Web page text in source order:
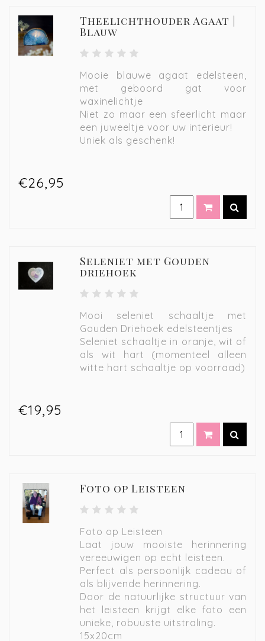
Theelichthouder Agaat |
Blauw
Mooie blauwe agaat edelsteen,
met geboord gat voor
waxinelichtje
Niet zo maar een sfeerlicht maar
een juweeltje voor uw interieur!
Uniek als geschenk!
€26,95
Seleniet met Gouden
driehoek
Mooi seleniet schaaltje met
Gouden Driehoek edelsteentjes
Seleniet schaaltje in oranje, wit of
als wit hart (momenteel alleen
witte hart schaaltje op voorraad)
€19,95
Foto op Leisteen
Foto op Leisteen
Laat jouw mooiste herinnering
vereeuwigen op echt leisteen.
Perfect als persoonlijk cadeau of
als blijvende herinnering.
Door de natuurlijke structuur van
het leisteen krijgt elke foto een
unieke, robuuste uitstraling.
15x20cm